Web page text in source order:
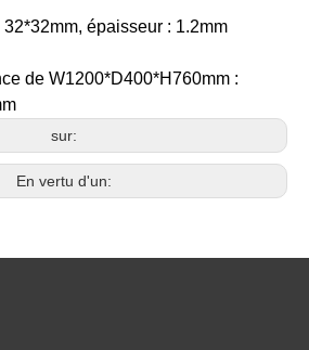
épaisseur : 1.2mm
de W1200*D400*H760mm :
sur:
En vertu d'un: